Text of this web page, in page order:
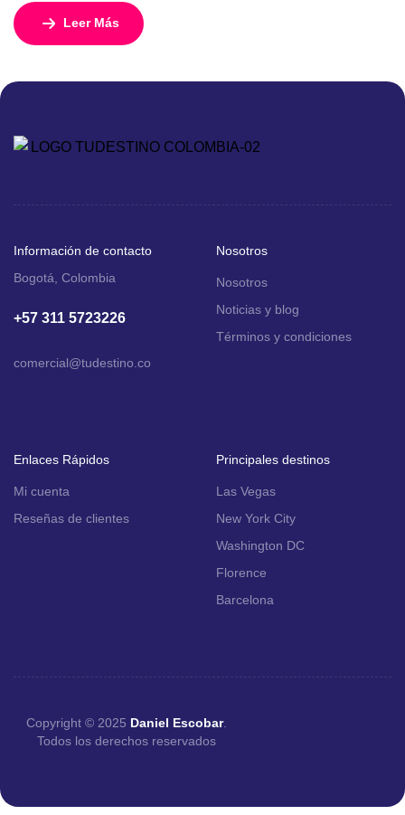
Con 15 días y 14 noches, esta experiencia combina
cultura, playas, gastronomía, ciudades legendarias y un
acompañado por guías expertos en español. Con salidas
Leer Más
Información de contacto
Bogotá, Colombia
+57 311 5723226
comercial@tudestino.co
Nosotros
Nosotros
Noticias y blog
Términos y condiciones
Enlaces Rápidos
Mi cuenta
Reseñas de clientes
Principales destinos
Las Vegas
New York City
Washington DC
Florence
Barcelona
Copyright © 2025 Daniel Escobar.
Todos los derechos reservados